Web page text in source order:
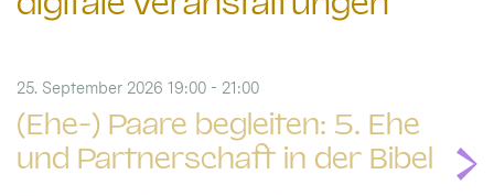
(Ehe-) Paare begleiten: 5. Ehe
und Partnerschaft in der Bibel
25. September 2026 19:00 - 21:00